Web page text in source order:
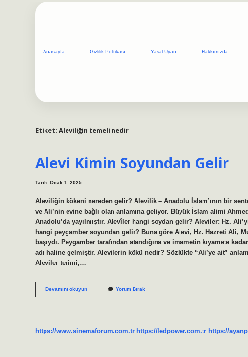
Anasayfa Gizlilik Politikası Yasal Uyarı Hakkımızda
Etiket: Aleviliğin temeli nedir
Alevi Kimin Soyundan Gelir
Tarih: Ocak 1, 2025
Aleviliğin kökeni nereden gelir? Alevilik – Anadolu İslam’ının bir
ve Ali’nin evine bağlı olan anlamına geliyor. Büyük İslam alimi
Anadolu’da yayılmıştır. Alevîler hangi soydan gelir? Aleviler: Hz.
hangi peygamber soyundan gelir? Buna göre Alevi, Hz. Hazreti Ali,
başıydı. Peygamber tarafından atandığına ve imametin kıyamete
adı haline gelmiştir. Alevilerin kökü nedir? Sözlükte “Ali’ye ait”
Aleviler terimi,…
Devamını okuyunAlevi
Kimin
Yorum Bırak
https://www.sinemaforum.com.tr https://ledpower.com.tr https://